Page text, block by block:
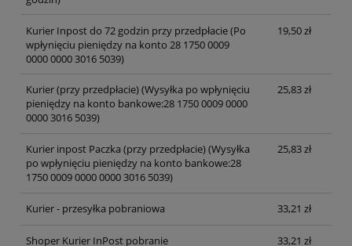
Kurier Inpost do 72 godzin przy przedpłacie(Po
wpłynięciu pieniędzy na konto 28 1750 0009
0000 0000 3016 5039)
19,50 zł
Kurier (przy przedpłacie)(Wysyłka po wpłynięciu
pieniędzy na konto bankowe:28 1750 0009 0000
0000 3016 5039)
25,83 zł
Kurier inpost Paczka (przy przedpłacie)(Wysyłka
po wpłynięciu pieniędzy na konto bankowe:28
1750 0009 0000 0000 3016 5039)
25,83 zł
Kurier - przesyłka pobraniowa 33,21 zł
Shoper Kurier InPost pobranie 33,21 zł